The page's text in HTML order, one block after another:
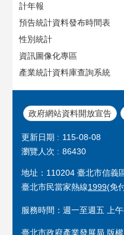
計年報
預告統計資料發布時間表
性別統計
資訊圖像化專區
產業統計資料庫查詢系統
政府網站資料開放宣告
更新日期
115-08-08
瀏覽人次
86430
地址：110204 臺北市信義
臺北市民當家熱線1999(免
服務時間：週一至週五 上
臺北市政府產業發展局 版